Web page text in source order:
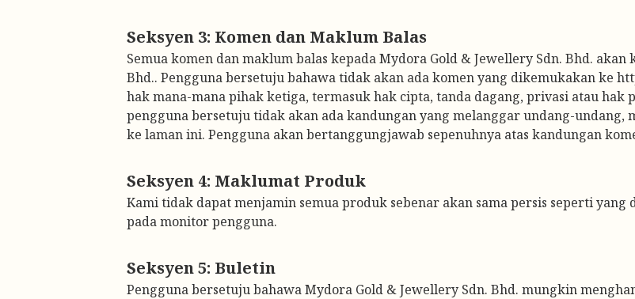
Semua komen dan maklum balas kepada Mydora Gold & Jewellery Sdn. Bhd.
Bhd.. Pengguna bersetuju bahawa tidak akan ada komen yang dikemukakan ke
hak mana-mana pihak ketiga, termasuk hak cipta, tanda dagang, privasi atau
pengguna bersetuju tidak akan ada kandungan yang melanggar undang-undang,
ke laman ini. Pengguna akan bertanggungjawab sepenuhnya atas kandungan
Kami tidak dapat menjamin semua produk sebenar akan sama persis seperti
pada monitor pengguna.
Pengguna bersetuju bahawa Mydora Gold & Jewellery Sdn. Bhd. mungkin